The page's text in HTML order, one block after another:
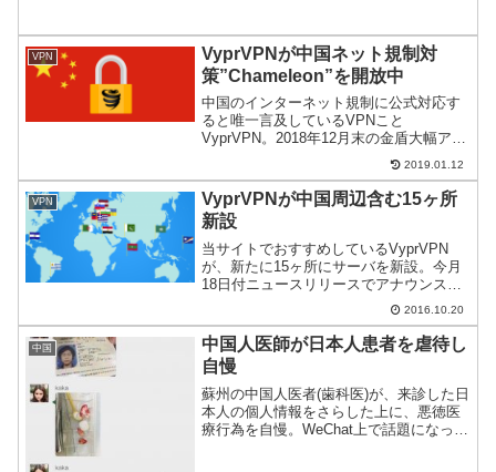
VPN
VyprVPNが中国ネット規制対
策”Chameleon”を開放中
中国のインターネット規制に公式対応す
ると唯一言及しているVPNこと
VyprVPN。2018年12月末の金盾大幅アッ
プデートに対応して、同社独自プロトコ
ルを一時開放しているのでご紹介。
2019.01.12
VPN
VyprVPNが中国周辺含む15ヶ所
新設
当サイトでおすすめしているVyprVPN
が、新たに15ヶ所にサーバを新設。今月
18日付ニュースリリースでアナウンスし
2016.10.20
中国
中国人医師が日本人患者を虐待し
自慢
蘇州の中国人医者(歯科医)が、来診した日
本人の個人情報をさらした上に、悪徳医
療行為を自慢。WeChat上で話題になって